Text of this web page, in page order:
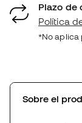
Plazo de
Política
*No aplica
Sobre el